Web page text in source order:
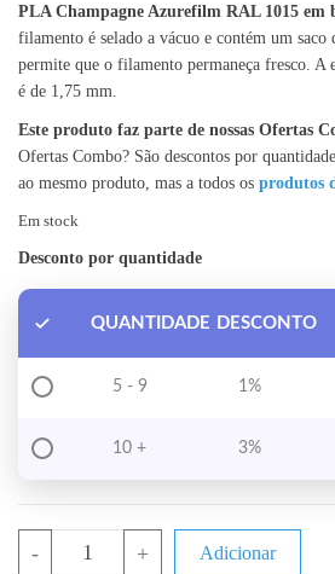
PLA Champagne Azurefilm RAL 1015 em
filamento é selado a vácuo e contém um saco
permite que o filamento permaneça fresco. A
é de 1,75 mm.
Este produto faz parte de nossas Ofertas
Ofertas Combo? São descontos por
ao mesmo produto, mas a todos os produtos
Em stock
Desconto por quantidade
QUANTIDADE DESCONTO
5 - 9 1%
10 + 3%
- + Adicionar